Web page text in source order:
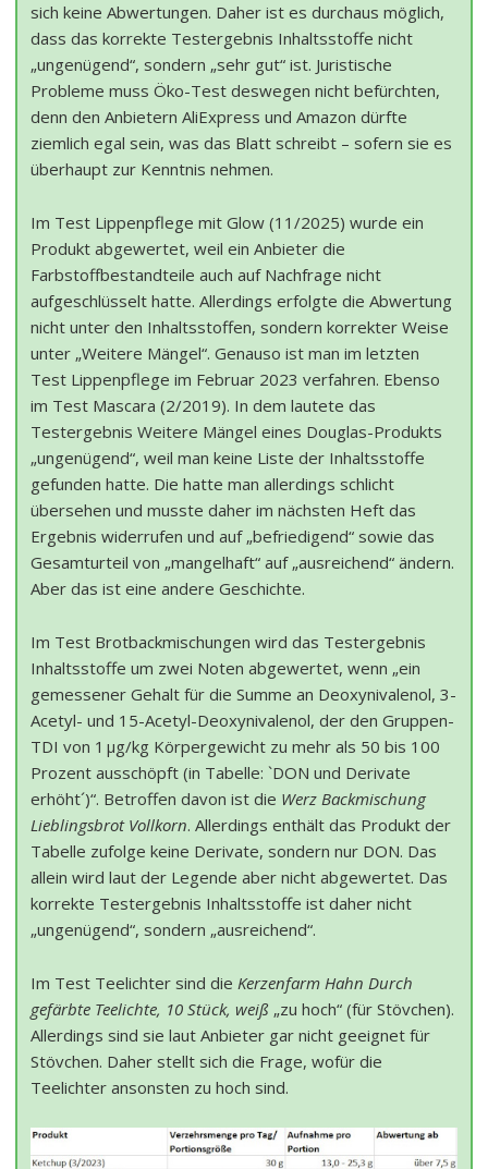
sich keine Abwertungen. Daher ist es durchaus möglich,
dass das korrekte Testergebnis Inhaltsstoffe nicht
„ungenügend“, sondern „sehr gut“ ist. Juristische
Probleme muss Öko-Test deswegen nicht befürchten,
denn den Anbietern AliExpress und Amazon dürfte
ziemlich egal sein, was das Blatt schreibt – sofern sie es
überhaupt zur Kenntnis nehmen.
Im Test Lippenpflege mit Glow (11/2025) wurde ein
Produkt abgewertet, weil ein Anbieter die
Farbstoffbestandteile auch auf Nachfrage nicht
aufgeschlüsselt hatte. Allerdings erfolgte die Abwertung
nicht unter den Inhaltsstoffen, sondern korrekter Weise
unter „Weitere Mängel“. Genauso ist man im letzten
Test Lippenpflege im Februar 2023 verfahren. Ebenso
im Test Mascara (2/2019). In dem lautete das
Testergebnis Weitere Mängel eines Douglas-Produkts
„ungenügend“, weil man keine Liste der Inhaltsstoffe
gefunden hatte. Die hatte man allerdings schlicht
übersehen und musste daher im nächsten Heft das
Ergebnis widerrufen und auf „befriedigend“ sowie das
Gesamturteil von „mangelhaft“ auf „ausreichend“ ändern.
Aber das ist eine andere Geschichte.
Im Test Brotbackmischungen wird das Testergebnis
Inhaltsstoffe um zwei Noten abgewertet, wenn „ein
gemessener Gehalt für die Summe an Deoxynivalenol, 3-
Acetyl- und 15-Acetyl-Deoxynivalenol, der den Gruppen-
TDI von 1 µg/kg Körpergewicht zu mehr als 50 bis 100
Prozent ausschöpft (in Tabelle: `DON und Derivate
erhöht´)“. Betroffen davon ist die Werz Backmischung
Lieblingsbrot Vollkorn. Allerdings enthält das Produkt der
Tabelle zufolge keine Derivate, sondern nur DON. Das
allein wird laut der Legende aber nicht abgewertet. Das
korrekte Testergebnis Inhaltsstoffe ist daher nicht
„ungenügend“, sondern „ausreichend“.
Im Test Teelichter sind die Kerzenfarm Hahn Durch
gefärbte Teelichte, 10 Stück, weiß „zu hoch“ (für Stövchen).
Allerdings sind sie laut Anbieter gar nicht geeignet für
Stövchen. Daher stellt sich die Frage, wofür die
Teelichter ansonsten zu hoch sind.